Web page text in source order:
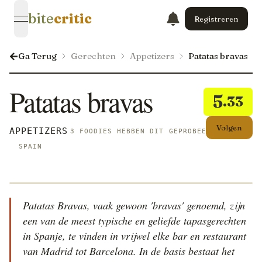
open navigation menu
bitecritic Registreren
Ga Terug Gerechten Appetizers Patatas bravas
5.33
Volgen
Patatas bravas
APPETIZERS 3 FOODIES HEBBEN DIT GEPROBEERD
SPAIN
Patatas Bravas, vaak gewoon 'bravas' genoemd, zijn
een van de meest typische en geliefde tapasgerechten
in Spanje, te vinden in vrijwel elke bar en restaurant
van Madrid tot Barcelona. In de basis bestaat het